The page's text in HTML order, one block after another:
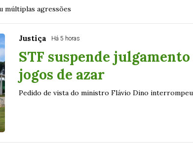
múltiplas agressões
Justiça Há 5 horas
STF suspende
jogos de azar
Pedido de vista do ministro Flávio Dino interrompeu